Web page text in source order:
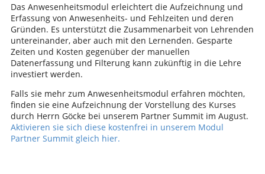
Das Anwesenheitsmodul erleichtert die Aufzeichnung und
Erfassung von Anwesenheits- und Fehlzeiten und deren
Gründen. Es unterstützt die Zusammenarbeit von Lehrenden
untereinander, aber auch mit den Lernenden. Gesparte
Zeiten und Kosten gegenüber der manuellen
Datenerfassung und Filterung kann zukünftig in die Lehre
investiert werden.
Falls sie mehr zum Anwesenheitsmodul erfahren möchten,
finden sie eine Aufzeichnung der Vorstellung des Kurses
durch Herrn Göcke bei unserem Partner Summit im August.
Aktivieren sie sich diese kostenfrei in unserem Modul
Partner Summit gleich hier.